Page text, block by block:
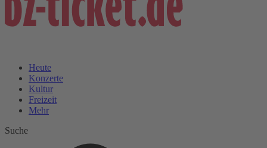
Heute
Konzerte
Kultur
Freizeit
Mehr
Suche